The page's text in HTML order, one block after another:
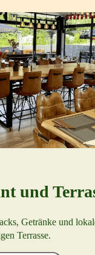
und
Getränke und
Terrasse.